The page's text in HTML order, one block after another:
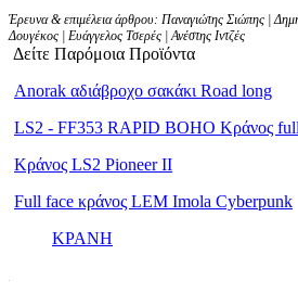
Έρευνα & επιμέλεια άρθρου: Παναγιώτης Σιώπης |
Δουγέκος | Ευάγγελος Τσερές | Ανέστης Ιντζές
Δείτε Παρόμοια Προϊόντα
Anorak αδιάβροχο σακάκι Road long
LS2 - FF353 RAPID BOHO Κράνος
Κράνος LS2 Pioneer II
Full face κράνος LEM Imola Cyberpunk
ΚΡΑΝΗ